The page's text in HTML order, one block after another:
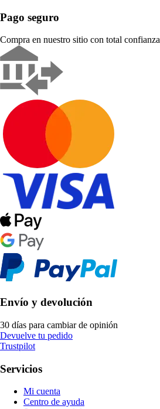
Pago seguro
Compra en nuestro sitio con total confianza
Envío y devolución
30 días para cambiar de opinión
Devuelve tu pedido
Trustpilot
Servicios
Mi cuenta
Centro de ayuda